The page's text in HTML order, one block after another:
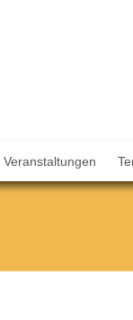
Veranstaltungen